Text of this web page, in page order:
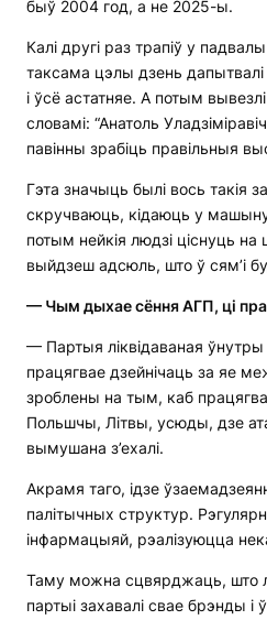
быў 2004 год, а не 2025-ы.
Калі другі раз трапіў у
таксама цэлы дзень
і ўсё астатняе. А потым вывезлі
словамі: “Анатоль
павінны зрабіць правільныя
Гэта значыць былі вось такія
скручваюць, кідаюць у
потым нейкія людзі ціснуць
выйдзеш адсюль, што ў сям’і
— Чым дыхае сёння АГП, ці
— Партыя ліквідаваная ўнутры
працягвае дзейнічаць за яе
зроблены на тым, каб
Польшчы, Літвы, усюды, дзе
вымушана з’ехалі.
Акрамя таго, ідзе
палітычных структур.
інфармацыяй, рэалізуюцца
Таму можна сцвярджаць, што
партыі захавалі свае брэнды і